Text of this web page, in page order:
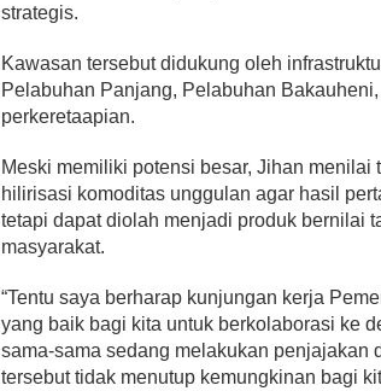
r
i
strategis.
Kawasan tersebut didukung oleh
Pelabuhan Panjang, Pelabuhan
perkeretaapian.
Meski memiliki potensi besar, Jihan
hilirisasi komoditas unggulan agar hasil
tetapi dapat diolah menjadi produk bernilai
masyarakat.
“Tentu saya berharap kunjungan kerja
yang baik bagi kita untuk berkolaborasi ke
sama-sama sedang melakukan penjajakan
tersebut tidak menutup kemungkinan bagi